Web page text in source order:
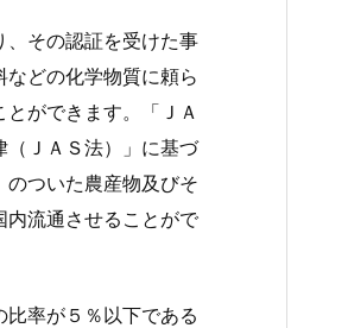
、その認証を受けた事
どの化学物質に頼ら
ができます。「ＪＡ
（ＪＡＳ法）」に基づ
ついた農産物及びそ
内流通させることがで
比率が５％以下である